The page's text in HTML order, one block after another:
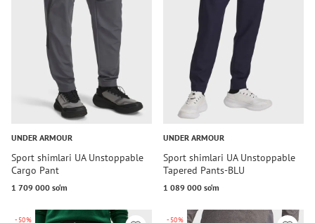
UNDER ARMOUR
Sport shimlari UA Unstoppable
Cargo Pant
1 709 000 so‘m
UNDER ARMOUR
Sport shimlari UA Unstoppable
Tapered Pants-BLU
1 089 000 so‘m
-50% -50%